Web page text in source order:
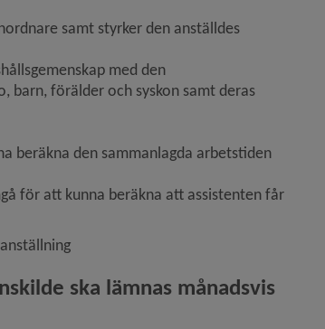
samt styrker den anställdes
med den
barn, förälder och syskon samt deras
beräkna den sammanlagda arbetstiden
för att kunna beräkna att assistenten får
ska lämnas månadsvis